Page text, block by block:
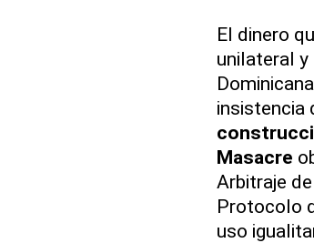
El dinero
unilateral
insistencia
Masacre
Arbitraje
Protocolo
uso